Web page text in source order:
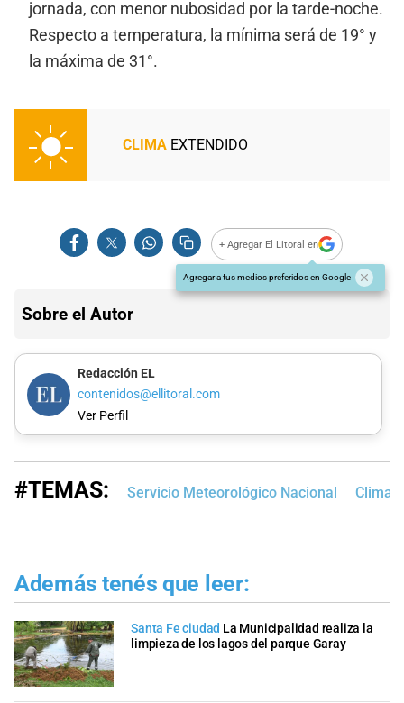
jornada, con menor nubosidad por la tarde-noche.
Respecto a temperatura, la mínima será de 19° y
la máxima de 31°.
CLIMA EXTENDIDO
+ Agregar El Litoral en
Agregar a tus medios preferidos en Google
Sobre el Autor
Redacción EL
contenidos@ellitoral.com
Ver Perfil
#TEMAS: Servicio Meteorológico Nacional Clima
Además tenés que leer:
Santa Fe ciudad La Municipalidad realiza la
limpieza de los lagos del parque Garay